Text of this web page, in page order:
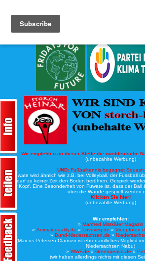
Wir empfehlen an dieser Stelle die norddeutsche
(unbezahlte Werbung)
UND: Fußballtennis begegnet
Bei Fuwate wird ähnlich wie z.B. bei Volleyball, der Fussball
Ball darf zu keiner Zeit den Boden berühren. Gespielt
oder Kopf. Eine Besonderheit von Fuwate ist, dass der Ball
über die Wände gespielt werden
Klicken Sie hier!
(unbezahlte Werbung)
Wir empfehlen:
» Manfred Mistkäfer Magazin
» Animalequality.de » Loveveg.de » Vier-
» Bund-Niedersachsen.de »
(Marcus Petersen-Clausen ist ehrenamtliches Mitglied
Niedersachsen Nabu)
» WWF.de » Greenpeace.de »
(wir haben allerdings nichts mit diesen